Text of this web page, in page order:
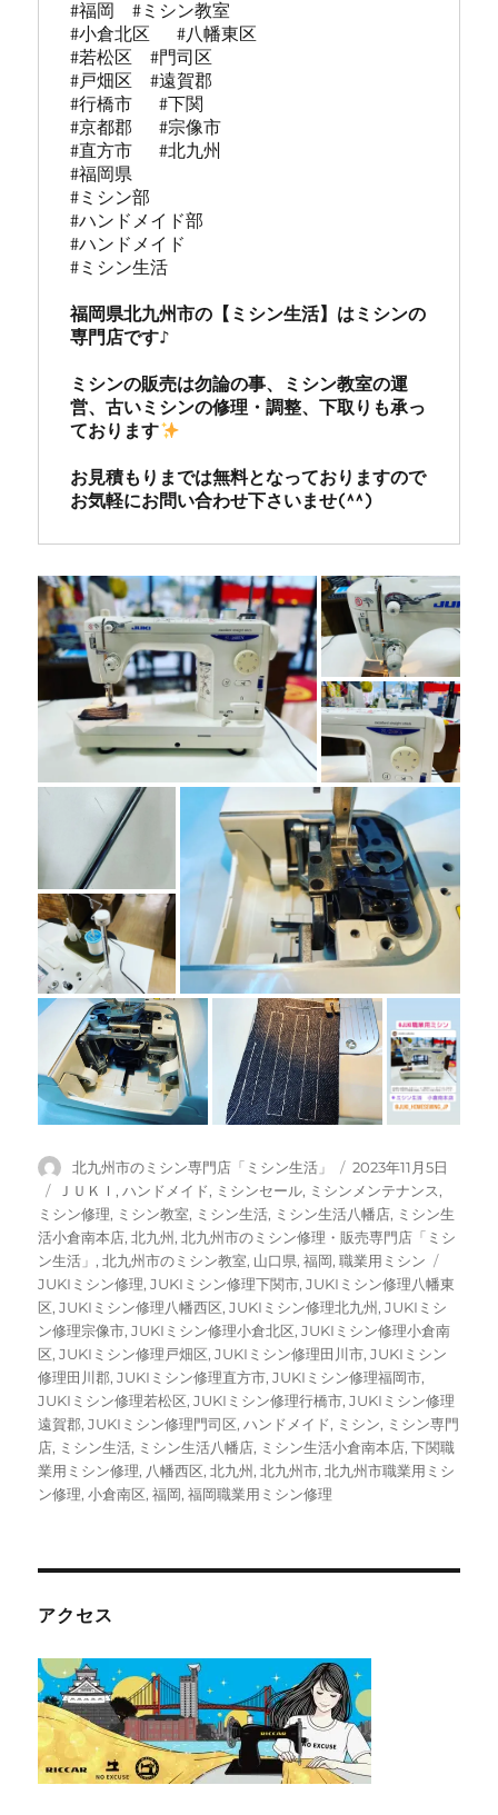
#福岡  #ミシン教室
#小倉北区   #八幡東区
#若松区  #門司区
#戸畑区  #遠賀郡
#行橋市   #下関
#京都郡   #宗像市
#直方市   #北九州
#福岡県
#ミシン部
#ハンドメイド部
#ハンドメイド
#ミシン生活
福岡県北九州市の【ミシン生活】はミシンの
専門店です♪
ミシンの販売は勿論の事、ミシン教室の運
営、古いミシンの修理・調整、下取りも承っ
ております
お見積もりまでは無料となっておりますので
お気軽にお問い合わせ下さいませ(^^)
投
稿
者
北九州市のミシン専門店「ミシン生活」
投
稿
日:
2023年11月5日
カ
テ
ゴ
リ
ー
ＪＵＫＩ,ハンドメイド, ミシンセール, ミシンメンテナンス,
ミシン修理, ミシン教室, ミシン生活, ミシン生活八幡店, ミシン生
活小倉南本店,北九州,北九州市のミシン修理・販売専門店「ミシ
ン生活」,北九州市のミシン教室, 山口県,福岡,職業用ミシン
グ
JUKIミシン修理,JUKIミシン修理下関市,JUKIミシン修理八幡東
区,JUKIミシン修理八幡西区,JUKIミシン修理北九州,JUKIミシ
ン修理宗像市,JUKIミシン修理小倉北区,JUKIミシン修理小倉南
区,JUKIミシン修理戸畑区,JUKIミシン修理田川市,JUKIミシン
修理田川郡,JUKIミシン修理直方市,JUKIミシン修理福岡市,
JUKIミシン修理若松区,JUKIミシン修理行橋市,JUKIミシン修理
遠賀郡,JUKIミシン修理門司区,ハンドメイド, ミシン, ミシン専門
店, ミシン生活, ミシン生活八幡店, ミシン生活小倉南本店,下関職
業用ミシン修理, 八幡西区,北九州,北九州市,北九州市職業用ミシ
ン修理,小倉南区,福岡,福岡職業用ミシン修理
アクセス